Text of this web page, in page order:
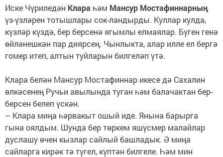
Иске Чүриледән Клара һәм Мансур Мостафиннарның
үз-үзләрен тотышлары сок-ландырды. Куллар кулда,
күзләр күздә, бер берсенә ягымлы елмаялар. Бүген генә
өйләнешкән пар диярсең. Чынлыкта, алар илле ел бергә
гомер итеп, алтын туйларын билгеләп үтә.
Клара белән Мансур Мостафиннар икесе дә Сахалин
өлкәсенең Ручьи авылында туган һәм балачактан бер-
берсен белеп үскән.
– Клара миңа һәрвакыт ошый иде. Янына барырга
гына оялдым. Шунда бер төркем яшүсмер малайлар
дуслашу өчен кызлар сайлый башладык. Ә миңа
сайларга кирәк тә түгел, күптән билгеле. Һәм мин